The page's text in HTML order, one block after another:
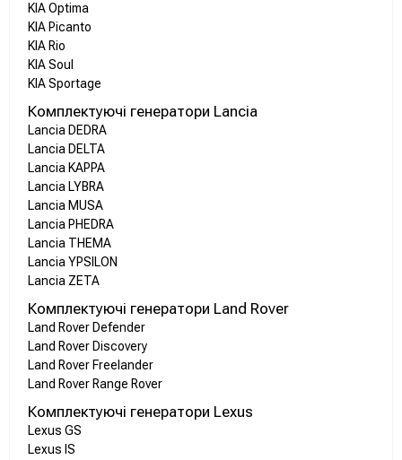
KIA Optima
KIA Picanto
KIA Rio
KIA Soul
KIA Sportage
Комплектуючі генератори Lancia
Lancia DEDRA
Lancia DELTA
Lancia KAPPA
Lancia LYBRA
Lancia MUSA
Lancia PHEDRA
Lancia THEMA
Lancia YPSILON
Lancia ZETA
Комплектуючі генератори Land Rover
Land Rover Defender
Land Rover Discovery
Land Rover Freelander
Land Rover Range Rover
Комплектуючі генератори Lexus
Lexus GS
Lexus IS